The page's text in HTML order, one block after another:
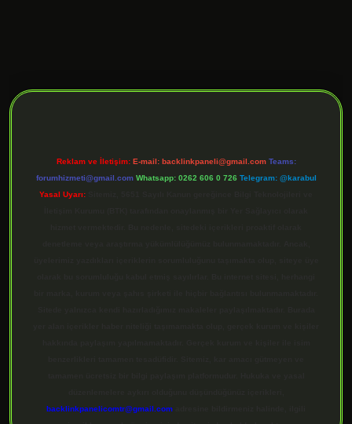
Reklam ve İletişim: E-mail: backlinkpaneli@gmail.com Teams:
forumhizmeti@gmail.com Whatsapp: 0262 606 0 726 Telegram: @karabul
Yasal Uyarı:
backlinkpanelicomtr@gmail.com